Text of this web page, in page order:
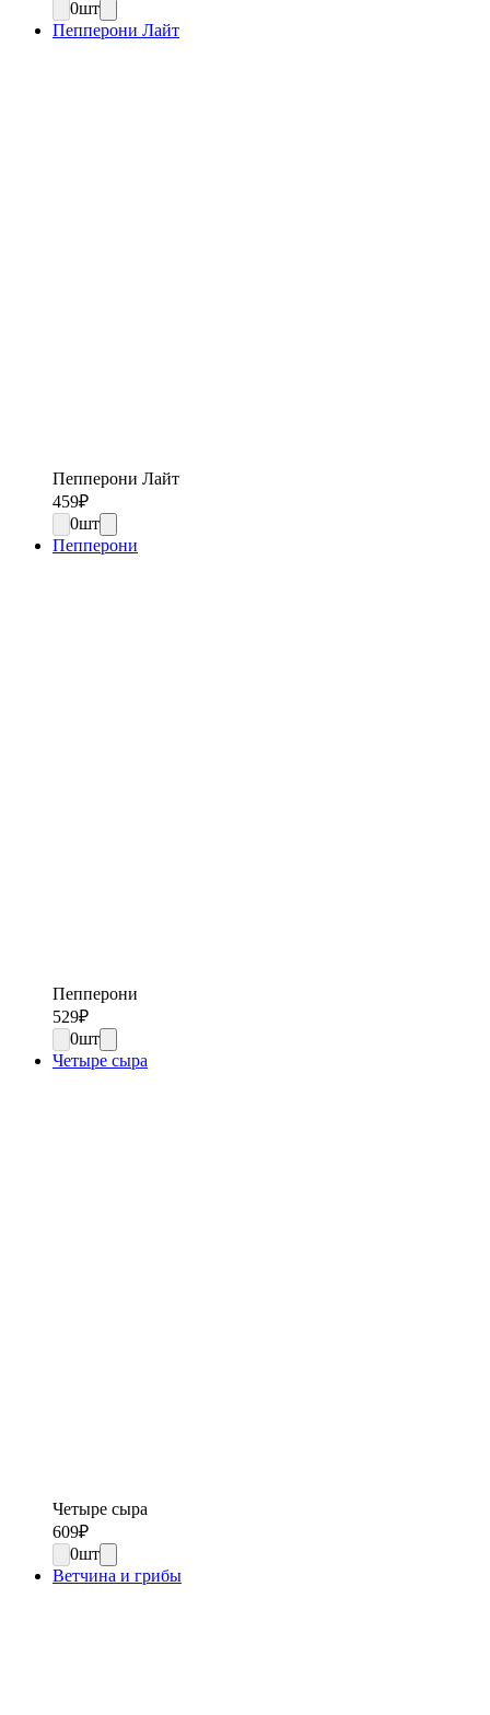
0шт
Пепперони Лайт
Пепперони Лайт
459₽
0шт
Пепперони
Пепперони
529₽
0шт
Четыре сыра
Четыре сыра
609₽
0шт
Ветчина и грибы